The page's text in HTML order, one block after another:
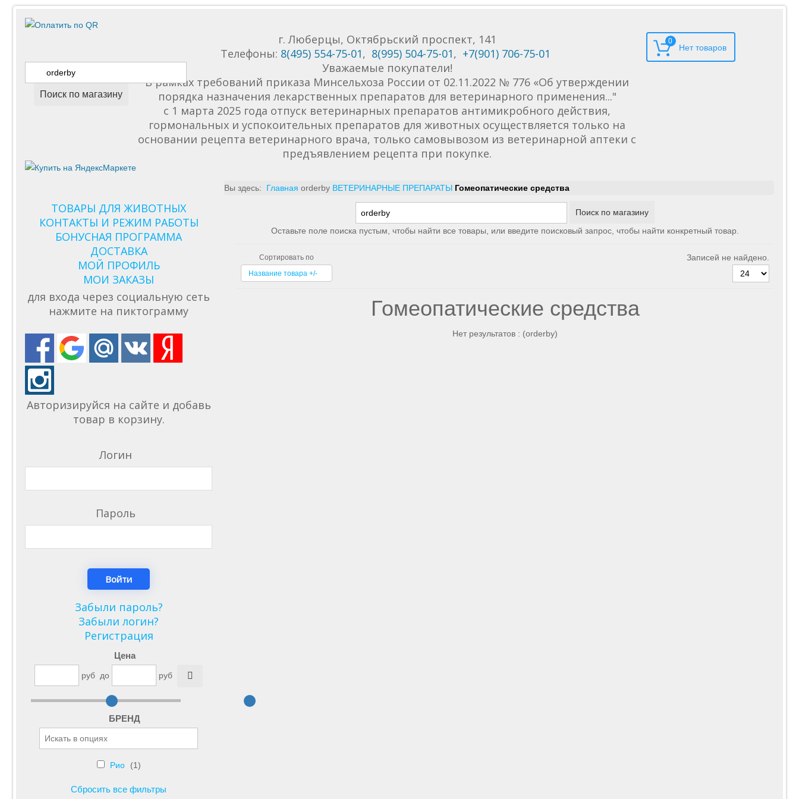
Поиск по магазину
г. Люберцы, Октябрьский проспект, 141
Телефоны: 8(495) 554-75-01, 8(995) 504-75-01, +7(901) 706-75-01
Уважаемые покупатели!
В рамках требований приказа Минсельхоза России от 02.11.2022 № 776 «Об утверждении
порядка назначения лекарственных препаратов для ветеринарного применения..."
с 1 марта 2025 года отпуск ветеринарных препаратов антимикробного действия,
гормональных и успокоительных препаратов для животных осуществляется только на
основании рецепта ветеринарного врача, только самовывозом из ветеринарной аптеки с
предъявлением рецепта при покупке.
0
Вы здесь: Главная orderby ВЕТЕРИНАРНЫЕ ПРЕПАРАТЫ Гомеопатические средства
ТОВАРЫ ДЛЯ ЖИВОТНЫХ
КОНТАКТЫ И РЕЖИМ РАБОТЫ
БОНУСНАЯ ПРОГРАММА
ДОСТАВКА
МОЙ ПРОФИЛЬ
МОИ ЗАКАЗЫ
для входа через социальную сеть
нажмите на пиктограмму
Авторизируйся на сайте и добавь
товар в корзину.
Логин
Пароль
Забыли пароль?
Забыли логин?
Регистрация
Цена
руб до руб
БРЕНД
Рио (1)
Сбросить все фильтры
Оставьте поле поиска пустым, чтобы найти все товары, или введите поисковый запрос, чтобы найти конкретный товар.
Сортировать по
Название товара +/-
Записей не найдено.
Гомеопатические средства
Нет результатов : (orderby)